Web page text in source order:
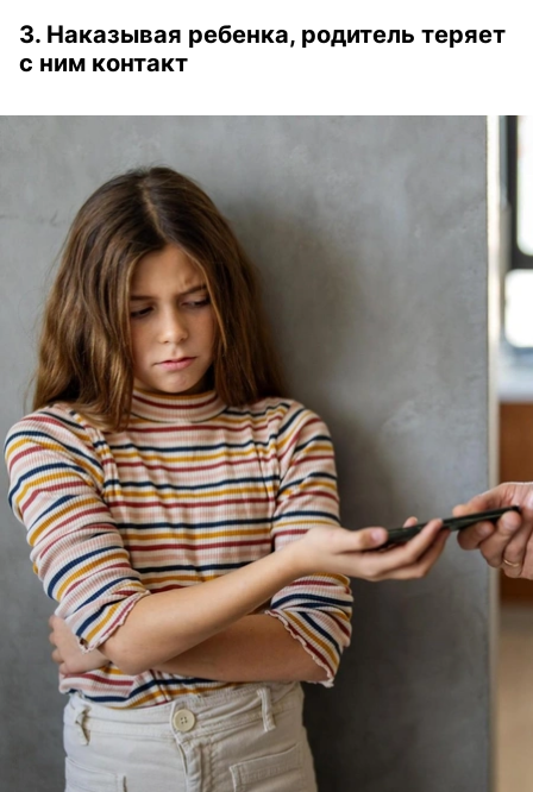
3. Наказывая ребенка, родитель теряет
с ним контакт